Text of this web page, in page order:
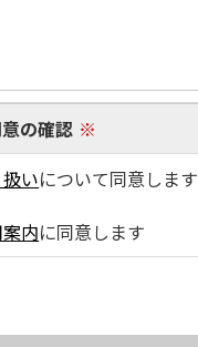
の確認 ※
いについて同意します
内に同意します